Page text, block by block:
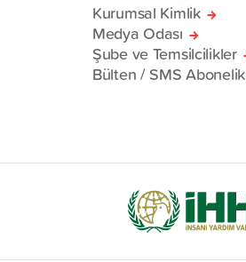
Kurumsal Kimlik
Medya Odası
Şube ve Temsilcilikler
Bülten / SMS Abonelik